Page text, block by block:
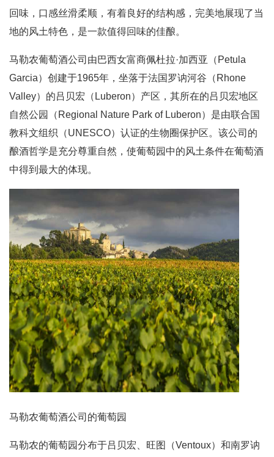
回味，口感丝滑柔顺，有着良好的结构感，完美地展现了当
地的风土特色，是一款值得回味的佳酿。
马勒农葡萄酒公司由巴西女富商佩杜拉·加西亚（Petula
Garcia）创建于1965年，坐落于法国罗讷河谷（Rhone
Valley）的吕贝宏（Luberon）产区，其所在的吕贝宏地区
自然公园（Regional Nature Park of Luberon）是由联合国
教科文组织（UNESCO）认证的生物圈保护区。该公司的
酿酒哲学是充分尊重自然，使葡萄园中的风土条件在葡萄酒
中得到最大的体现。
马勒农葡萄酒公司的葡萄园
马勒农的葡萄园分布于吕贝宏、旺图（Ventoux）和南罗讷